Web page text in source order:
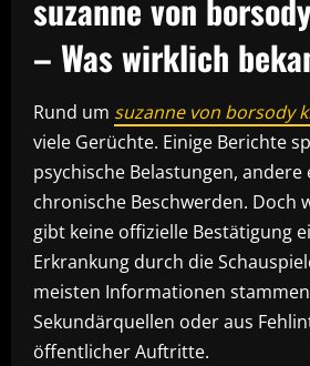
suzanne von
– Was wirklich
Rund um suzanne von borsody
viele Gerüchte. Einige Berichte
psychische Belastungen, andere
chronische Beschwerden. Doch
gibt keine offizielle Bestätigung
Erkrankung durch die
meisten Informationen
Sekundärquellen oder aus
öffentlicher Auftritte.